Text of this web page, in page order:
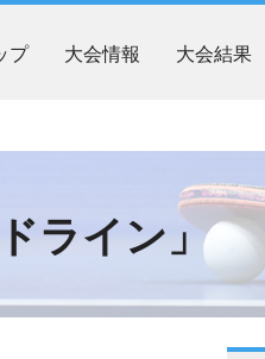
プ 大会情報 大会結果
ライン」